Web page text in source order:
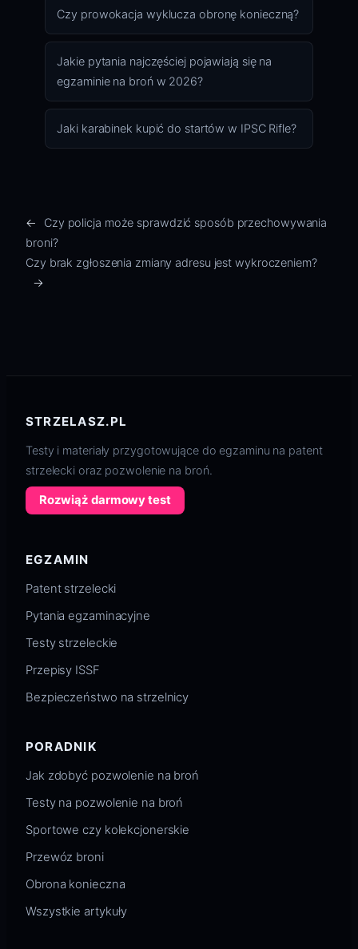
Czy prowokacja wyklucza obronę konieczną?
Jakie pytania najczęściej pojawiają się na
egzaminie na broń w 2026?
Jaki karabinek kupić do startów w IPSC Rifle?
←
Czy policja może sprawdzić sposób przechowywania
broni?
Czy brak zgłoszenia zmiany adresu jest wykroczeniem?
→
STRZELASZ.PL
Testy i materiały przygotowujące do egzaminu na patent
strzelecki oraz pozwolenie na broń.
Rozwiąż darmowy test
EGZAMIN
Patent strzelecki
Pytania egzaminacyjne
Testy strzeleckie
Przepisy ISSF
Bezpieczeństwo na strzelnicy
PORADNIK
Jak zdobyć pozwolenie na broń
Testy na pozwolenie na broń
Sportowe czy kolekcjonerskie
Przewóz broni
Obrona konieczna
Wszystkie artykuły